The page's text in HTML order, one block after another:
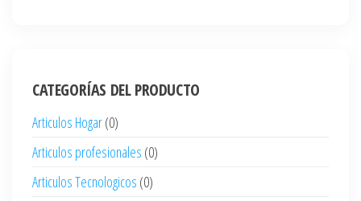
CATEGORÍAS DEL PRODUCTO
Articulos Hogar(0)
Articulos profesionales (0)
Articulos Tecnologicos (0)